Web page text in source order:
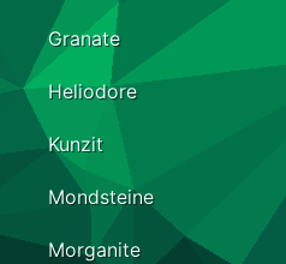
Granate
Heliodore
Kunzit
Mondsteine
Morganite